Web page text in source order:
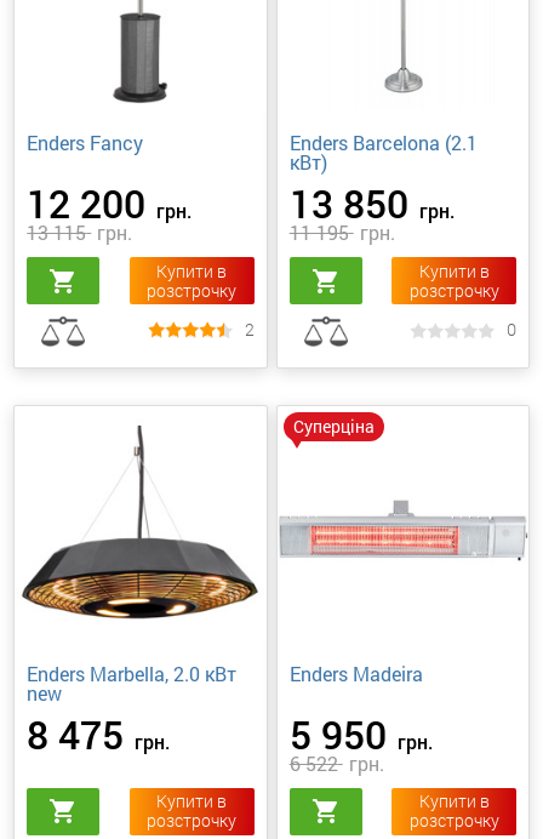
Enders Fancy
12 200 грн.
13 115 грн.
shopping_cart
Купити в
розстрочку
2
Enders Barcelona (2.1
кВт)
13 850 грн.
11 195 грн.
shopping_cart
Купити в
розстрочку
0
Enders Marbella, 2.0 кВт
new
8 475 грн.
shopping_cart
Купити в
розстрочку
Суперціна
Enders Madeira
5 950 грн.
6 522 грн.
shopping_cart
Купити в
розстрочку